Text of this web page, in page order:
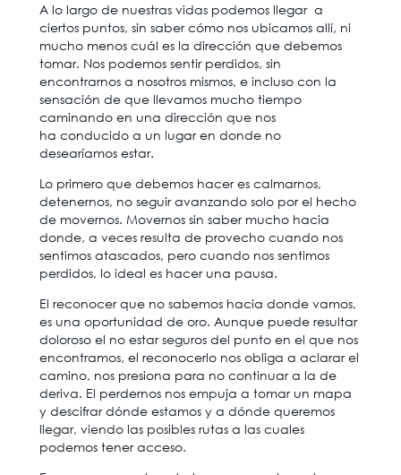
A lo largo de nuestras vidas podemos llegar a
ciertos puntos, sin saber cómo nos ubicamos allí, ni
mucho menos cuál es la dirección que debemos
tomar. Nos podemos sentir perdidos, sin
encontrarnos a nosotros mismos, e incluso con la
sensación de que llevamos mucho tiempo
caminando en una dirección que nos
ha conducido a un lugar en donde no
desearíamos estar.
Lo primero que debemos hacer es calmarnos,
detenernos, no seguir avanzando solo por el hecho
de movernos. Movernos sin saber mucho hacia
donde, a veces resulta de provecho cuando nos
sentimos atascados, pero cuando nos sentimos
perdidos, lo ideal es hacer una pausa.
El reconocer que no sabemos hacia donde vamos,
es una oportunidad de oro. Aunque puede resultar
doloroso el no estar seguros del punto en el que nos
encontramos, el reconocerlo nos obliga a aclarar el
camino, nos presiona para no continuar a la de
deriva. El perdernos nos empuja a tomar un mapa
y descifrar dónde estamos y a dónde queremos
llegar, viendo las posibles rutas a las cuales
podemos tener acceso.